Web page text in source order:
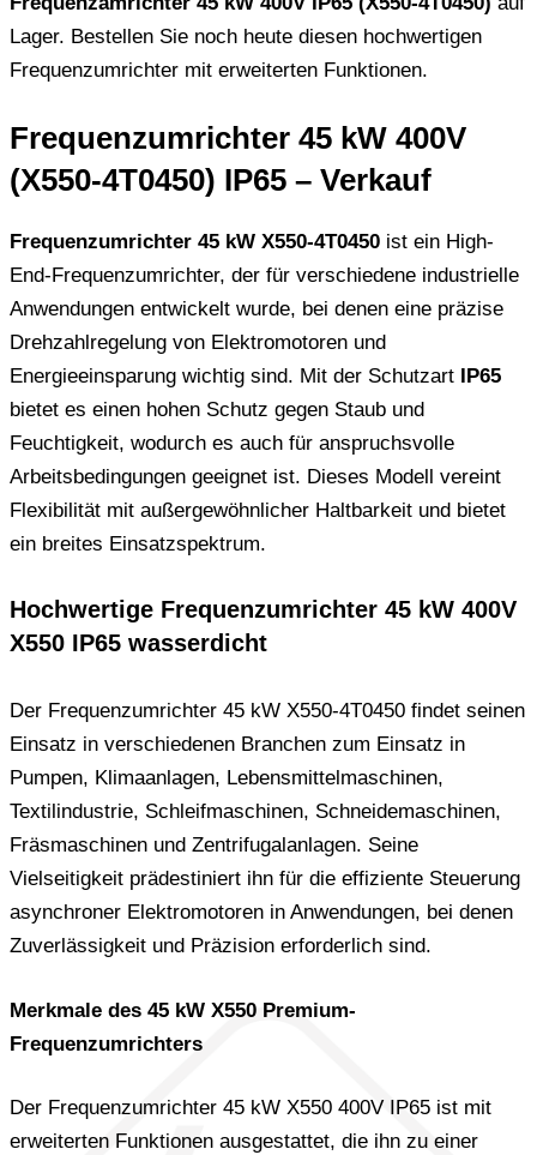
Lager. Bestellen Sie noch heute diesen hochwertigen
Frequenzumrichter mit erweiterten Funktionen.
Frequenzumrichter 45 kW 400V
(X550-4T0450) IP65 – Verkauf
Frequenzumrichter 45 kW X550-4T0450 ist ein High-
End-Frequenzumrichter, der für verschiedene industrielle
Anwendungen entwickelt wurde, bei denen eine präzise
Drehzahlregelung von Elektromotoren und
Energieeinsparung wichtig sind. Mit der Schutzart IP65
bietet es einen hohen Schutz gegen Staub und
Feuchtigkeit, wodurch es auch für anspruchsvolle
Arbeitsbedingungen geeignet ist. Dieses Modell vereint
Flexibilität mit außergewöhnlicher Haltbarkeit und bietet
ein breites Einsatzspektrum.
Hochwertige Frequenzumrichter 45 kW 400V
X550 IP65 wasserdicht
Der Frequenzumrichter 45 kW X550-4T0450 findet seinen
Einsatz in verschiedenen Branchen zum Einsatz in
Pumpen, Klimaanlagen, Lebensmittelmaschinen,
Textilindustrie, Schleifmaschinen, Schneidemaschinen,
Fräsmaschinen und Zentrifugalanlagen. Seine
Vielseitigkeit prädestiniert ihn für die effiziente Steuerung
asynchroner Elektromotoren in Anwendungen, bei denen
Zuverlässigkeit und Präzision erforderlich sind.
Merkmale des 45 kW X550 Premium-
Frequenzumrichters
Der Frequenzumrichter 45 kW X550 400V IP65 ist mit
erweiterten Funktionen ausgestattet, die ihn zu einer